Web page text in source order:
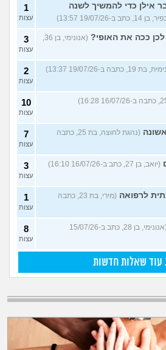
אילן כדי להמשיך לשנה
14, כתב ב-19/07/26 13:57)
1
עצות
לכן ככה את האופי? 3
עצות
כתבה ב-19/07/26 13:37) 2
עצות
10
עצות
(נהגת לחוצה, בת 25, כתבה
7
עצות
(יואב, בן 27, כתב ב-16/07/26 16:10) 3
עצות
(מירי, בת 23, כתבה
1
עצות
(אנונימי, בן 28, כתב ב-15/07/26
8
עצות
עוד שאלות חדשות